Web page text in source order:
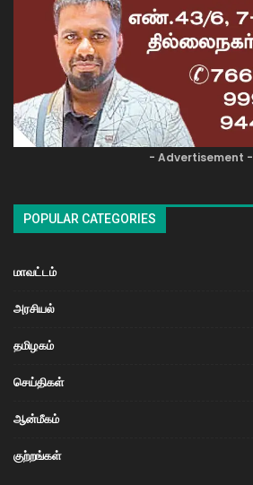
- Advertisement -
POPULAR CATEGORIES
மாவட்டம்
அரசியல்
தமிழகம்
செய்திகள்
ஆன்மீகம்
குற்றங்கள்